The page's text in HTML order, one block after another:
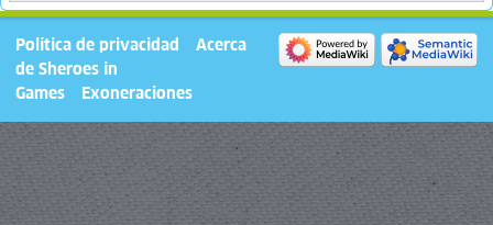
Política de privacidad
Acerca
de Sheroes in
Games
Exoneraciones